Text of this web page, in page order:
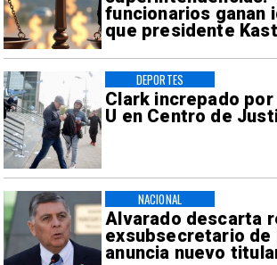
funcionarios ganan
que presidente Kast
Clark increpado por
U en Centro de
DEPORTES
Alvarado descarta
exsubsecretario de
anuncia nuevo
NACIONAL